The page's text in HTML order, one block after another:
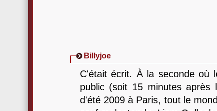
Billyjoe
C'était écrit. À la seconde où
public (soit 15 minutes
d'été 2009 à Paris, tout le